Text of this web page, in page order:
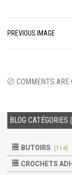
navigation
PREVIOUS IMAGE
COMMENTS ARE
BLOG
BUTOIRS (114)
CROCHETS